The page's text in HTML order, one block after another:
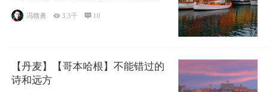
些国家因
冯赣勇 3.3千  10
【丹麦】【哥本哈根】不能错过的
诗和远方